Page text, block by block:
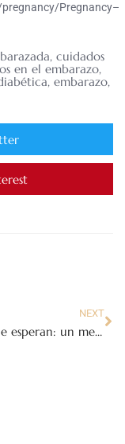
Pregnancy–
, cuidados
en el embarazo,
, embarazo,
NEXT
Padres que esperan: un mensaje para los futuros padres